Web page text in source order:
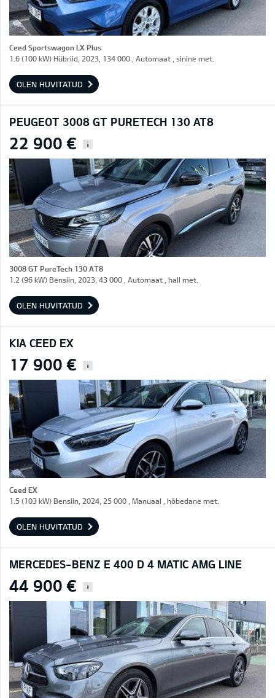
Ceed Sportswagon LX Plus
1.6 (100 kW) Hübriid, 2023, 134 000 , Automaat , sinine met.
OLEN HUVITATUD
PEUGEOT 3008 GT PURETECH 130 AT8
22 900 € i
3008 GT PureTech 130 AT8
1.2 (96 kW) Bensiin, 2023, 43 000 , Automaat , hall met.
OLEN HUVITATUD
KIA CEED EX
17 900 € i
Ceed EX
1.5 (103 kW) Bensiin, 2024, 25 000 , Manuaal , hõbedane met.
OLEN HUVITATUD
MERCEDES-BENZ E 400 D 4 MATIC AMG LINE
44 900 € i